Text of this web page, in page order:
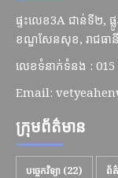
ផ្ទះលេខ3A ជាន់ទី២, ផ្
ខណ្ឌសែនសុខ, រាជធា
លេខទំនាក់ទំនង : 015
Email:
ក្រុមព័ត៌មាន
បច្ចេកវិទ្យា (22) ព័